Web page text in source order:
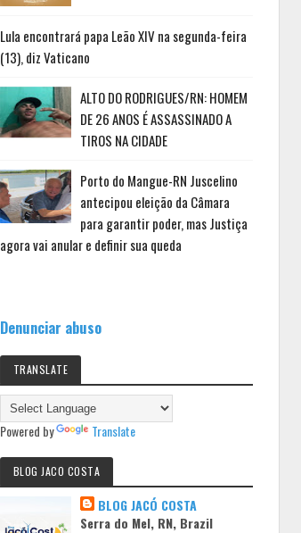
Lula encontrará papa Leão XIV na segunda-feira
(13), diz Vaticano
ALTO DO RODRIGUES/RN: HOMEM
DE 26 ANOS É ASSASSINADO A
TIROS NA CIDADE
Porto do Mangue-RN Juscelino
antecipou eleição da Câmara
para garantir poder, mas Justiça
agora vai anular e definir sua queda
Denunciar abuso
TRANSLATE
Powered by Translate
BLOG JACO COSTA
BLOG JACÓ COSTA
Serra do Mel, RN, Brazil